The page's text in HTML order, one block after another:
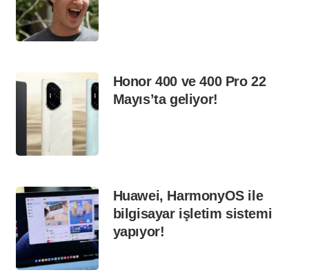
Honor 400 ve 400 Pro 22
Mayıs’ta geliyor!
Huawei, HarmonyOS ile
bilgisayar işletim sistemi
yapıyor!